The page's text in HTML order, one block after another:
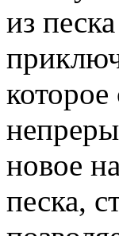
из
которое
новое
песка,